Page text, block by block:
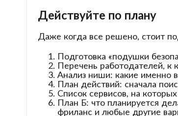
Действуйте по плану
Даже когда все решено, стоит
Подготовка «подушки
Перечень работодателей, к
Анализ ниши: какие именно
План действий: сначала
Список сервисов, на
План Б: что планируется
фриланс и любые другие